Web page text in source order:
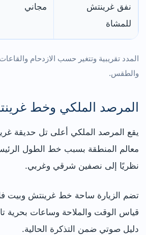
نفق غرينتش
للمشاة
مجاني
المدد تقريبية وتتغير حسب الازدحام
والطقس.
المرصد الملكي وخط
يقع المرصد الملكي أعلى تل حديقة
معالم المنطقة بسبب خط الطول
نظريًا إلى نصفين شرقي وغربي.
تضم الزيارة ساحة خط غرينتش وبيت
قياس الوقت والملاحة وساعات بحرية
دليل صوتي ضمن التذكرة الحالية.